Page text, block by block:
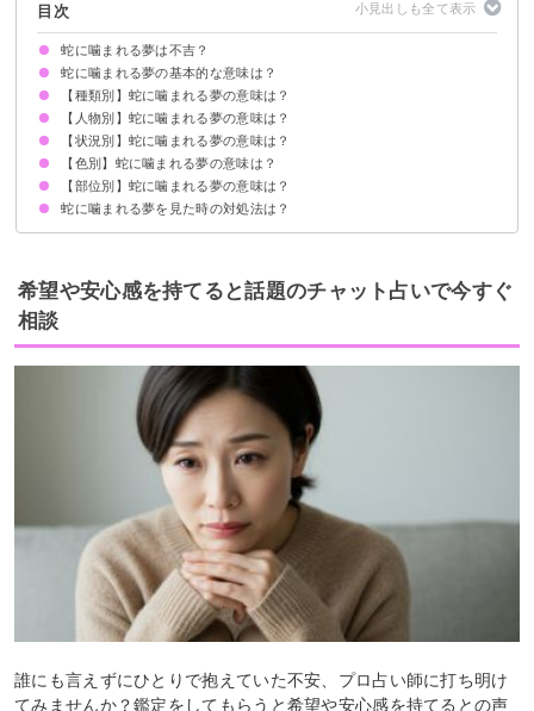
目次
蛇に噛まれる夢は不吉？
蛇に噛まれる夢の基本的な意味は？
金銭・人間関係のトラブルを暗示
種類/人物/状況/色/部位で意味が決まる
【種類別】蛇に噛まれる夢の意味は？
マムシ（毒蛇）に噛まれる夢【凶夢】
大きな蛇に噛まれる夢【警告夢】
コブラに噛まれる夢の意味【警告夢】
ハブに噛まれる夢の意味【警告夢】
【人物別】蛇に噛まれる夢の意味は？
他人が蛇に噛まれる夢【警告夢】
家族が蛇に噛まれる夢【警告夢】
子供が蛇に噛まれる夢【警告夢】
母親が蛇に噛まれる夢【警告夢】
兄弟が蛇に噛まれる夢【警告夢】
友達が蛇に噛まれる夢【警告夢】
【状況別】蛇に噛まれる夢の意味は？
蛇に噛まれて痛い夢【凶夢】
蛇に噛まれて痛くない夢【吉夢】
蛇に噛まれそうになる夢【警告夢】
【色別】蛇に噛まれる夢の意味は？
白蛇に噛まれる夢【警告夢】
黒い蛇に噛まれる夢【凶夢】
緑の蛇に噛まれる夢【警告夢】
金色の蛇に噛まれる夢【警告夢】
赤い蛇に噛まれる夢【警告夢】
青い蛇に噛まれる夢【警告夢】
【部位別】蛇に噛まれる夢の意味は？
蛇に手の指を噛まれる夢【警告夢】
蛇に足の指を噛まれる夢【警告夢】
蛇に手を噛まれる夢【警告夢】
蛇に手の甲を噛まれる夢【吉夢】
蛇に首を噛まれる夢【警告夢】
蛇に腕を噛まれる夢【警告夢】
蛇に手首を噛まれる夢【警告夢】
蛇に足を噛まれる夢【警告夢】
蛇に背中を噛まれる夢【警告夢】
蛇におしりを噛まれる夢【警告夢】
蛇に急所を噛まれる夢【吉夢】
蛇に顔を噛まれる夢【警告夢】
蛇に胸を噛まれる夢【警告夢】
蛇に口を噛まれる夢【警告夢】
蛇に噛まれる夢を見た時の対処法は？
警告夢や凶夢の内容を人に話す
金銭・人間関係のトラブルに細心の注意を払う
希望や安心感を持てると話題のチャット占いで今すぐ
相談
誰にも言えずにひとりで抱えていた不安、プロ占い師に打ち明け
てみませんか？鑑定をしてもらうと希望や安心感を持てるとの声